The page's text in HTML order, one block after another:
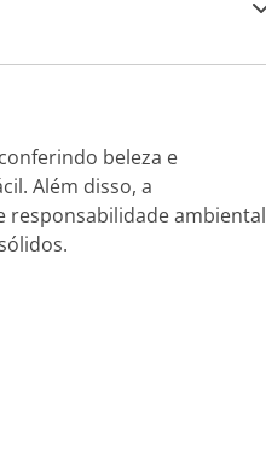
beleza e
Além disso, a
responsabilidade ambiental